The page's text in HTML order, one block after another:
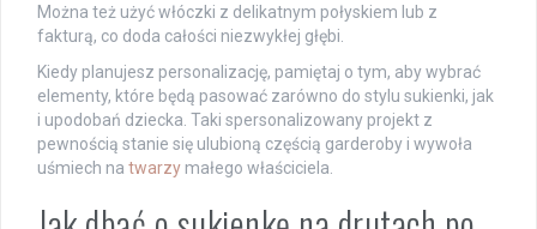
Można też użyć włóczki z delikatnym połyskiem lub z
fakturą, co doda całości niezwykłej głębi.
Kiedy planujesz personalizację, pamiętaj o tym, aby wybrać
elementy, które będą pasować zarówno do stylu sukienki, jak
i upodobań dziecka. Taki spersonalizowany projekt z
pewnością stanie się ulubioną częścią garderoby i wywoła
uśmiech na twarzy małego właściciela.